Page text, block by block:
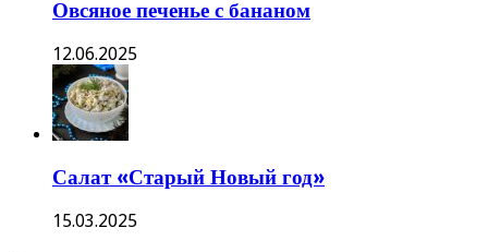
Овсяное печенье с бананом
12.06.2025
Салат «Старый Новый год»
15.03.2025